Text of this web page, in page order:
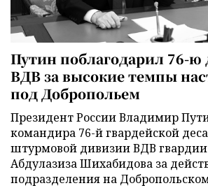
Путин поблагодарил 76-
ВДВ за высокие темпы
под Добропольем
Президент России Владимир
командира 76-й гвардейской
штурмовой дивизии ВДВ
Абдулазиза Шихабидова за
подразделения на